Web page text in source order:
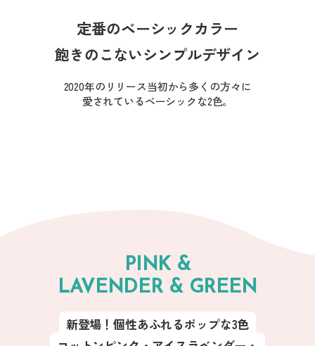
定番のベーシックカラー
飽きのこないシンプルデザイン
2020年のリリース当初から多くの方々に
愛されているベーシックな2色。
PINK &
LAVENDER & GREEN
新登場！個性あふれるポップな3色